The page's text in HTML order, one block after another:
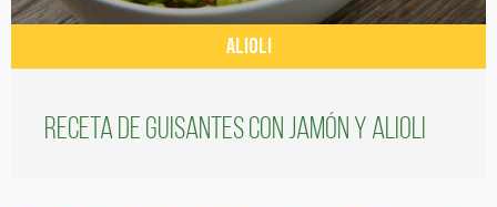
ALIOLI
Receta de guisantes con jamón y alioli